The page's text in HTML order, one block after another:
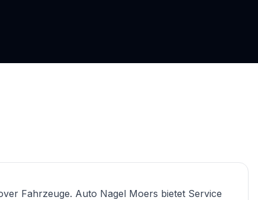
Fahrzeuge. Auto Nagel Moers bietet Service